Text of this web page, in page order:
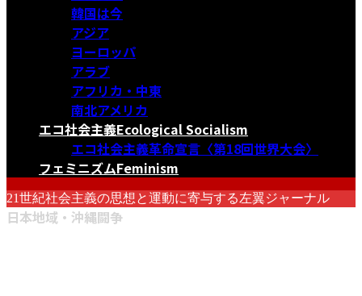
韓国は今
アジア
ヨーロッパ
アラブ
アフリカ・中東
南北アメリカ
エコ社会主義Ecological Socialism
エコ社会主義革命宣言〈第18回世界大会〉
フェミニズムFeminism
21世紀社会主義の思想と運動に寄与する左翼ジャーナル
日本地域・沖縄闘争